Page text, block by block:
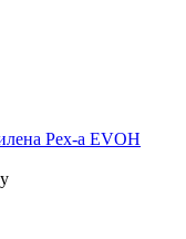
Pex-a EVOH